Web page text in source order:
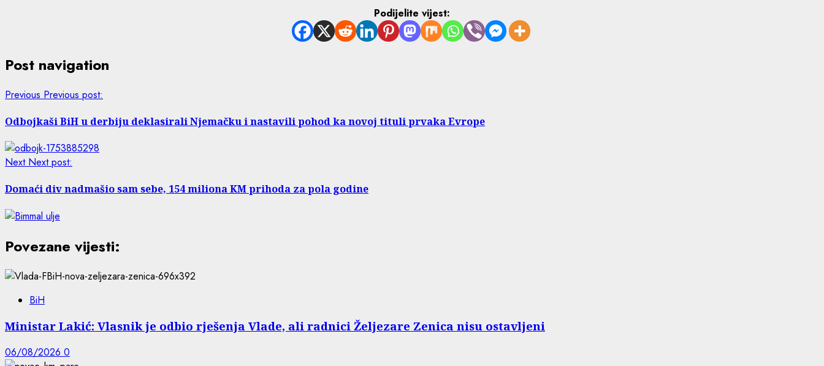
Podijelite vijest:
Post navigation
Previous Previous post:
Odbojkaši BiH u derbiju deklasirali Njemačku i nastavili pohod ka novoj tituli prvaka Evrope
Next Next post:
Domaći div nadmašio sam sebe, 154 miliona KM prihoda za pola godine
Povezane vijesti:
BiH
Ministar Lakić: Vlasnik je odbio rješenja Vlade, ali radnici Željezare Zenica nisu ostavljeni
06/08/2026 0